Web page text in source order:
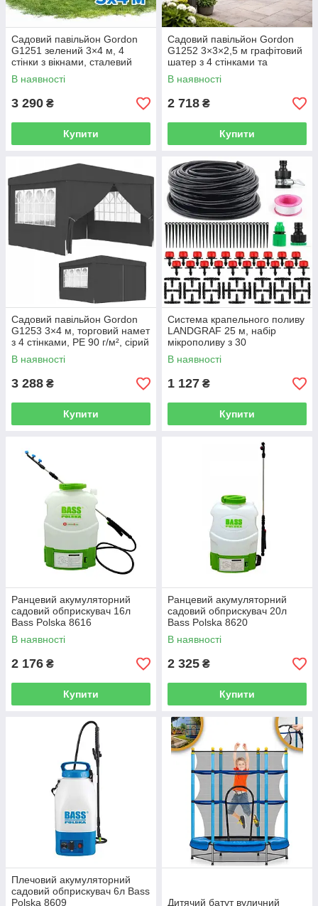
Садовий павільйон Gordon
G1251 зелений 3×4 м, 4
стінки з вікнами, сталевий
каркас, УФ фільтр, тент PE
110 г/м²
В наявності
3 290 ₴
Купити
Садовий павільйон Gordon
G1252 3×3×2,5 м графітовий
шатер з 4 стінками та
вікнами, UV 50+
В наявності
2 718 ₴
Купити
Садовий павільйон Gordon
G1253 3×4 м, торговий намет
з 4 стінками, PE 90 г/м², сірий
В наявності
3 288 ₴
Купити
Система крапельного поливу
LANDGRAF 25 м, набір
мікрополиву з 30
крапельницями для теплиць і
грядок
В наявності
1 127 ₴
Купити
Ранцевий акумуляторний
садовий обприскувач 16л
Bass Polska 8616
В наявності
2 176 ₴
Купити
Ранцевий акумуляторний
садовий обприскувач 20л
Bass Polska 8620
В наявності
2 325 ₴
Купити
Плечовий акумуляторний
садовий обприскувач 6л Bass
Polska 8609
Дитячий батут вуличний